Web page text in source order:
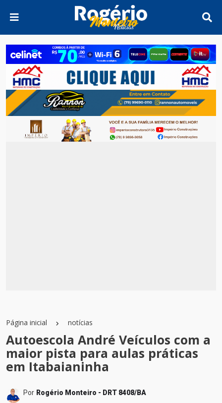
Página inicial notícias
Autoescola André Veículos com a
maior pista para aulas práticas
em Itabaianinha
Por Rogério Monteiro - DRT 8408/BA